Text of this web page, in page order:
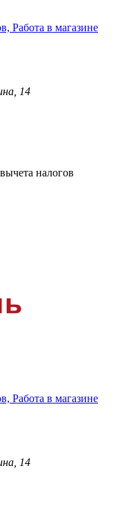
Работа в магазине
14
налогов
Работа в магазине
14